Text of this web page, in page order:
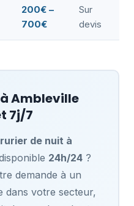
200€ –
700€
Sur
devis
Ambleville
7j/7
de nuit à
24h/24?
demande à un
dans votre secteur,